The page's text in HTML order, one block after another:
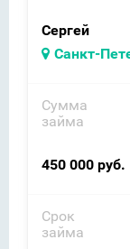
Сергей
Санкт-
Сумма
займа
450 000 руб.
Срок
займа